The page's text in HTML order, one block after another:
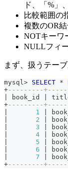
ド、「%」
比較範囲の
複数のOR
NOTキーワ
NULLフィ
まず、扱うテー
mysql> SELECT *
+---------
book_id
+---------
1
2
3
4
5
6
7
+---------